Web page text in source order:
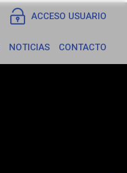
ACCESO USUARIO
NOTICIAS CONTACTO